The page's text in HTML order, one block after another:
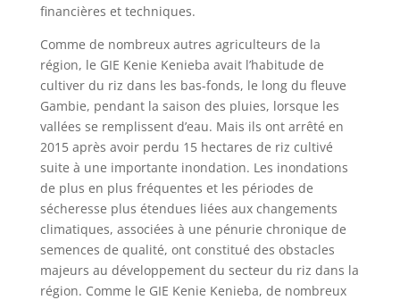
financières et techniques.
Comme de nombreux autres agriculteurs de la
région, le GIE Kenie Kenieba avait l’habitude de
cultiver du riz dans les bas-fonds, le long du fleuve
Gambie, pendant la saison des pluies, lorsque les
vallées se remplissent d’eau. Mais ils ont arrêté en
2015 après avoir perdu 15 hectares de riz cultivé
suite à une importante inondation. Les inondations
de plus en plus fréquentes et les périodes de
sécheresse plus étendues liées aux changements
climatiques, associées à une pénurie chronique de
semences de qualité, ont constitué des obstacles
majeurs au développement du secteur du riz dans la
région. Comme le GIE Kenie Kenieba, de nombreux